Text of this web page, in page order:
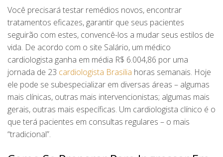
Você precisará testar remédios novos, encontrar
tratamentos eficazes, garantir que seus pacientes
seguirão com estes, convencê-los a mudar seus estilos de
vida. De acordo com o site Salário, um médico
cardiologista ganha em média R$ 6.004,86 por uma
jornada de 23 cardiologista Brasilia horas semanais. Hoje
ele pode se subespecializar em diversas áreas – algumas
mais clínicas, outras mais intervencionistas; algumas mais
gerais, outras mais específicas. Um cardiologista clínico é o
que terá pacientes em consultas regulares – o mais
“tradicional”.